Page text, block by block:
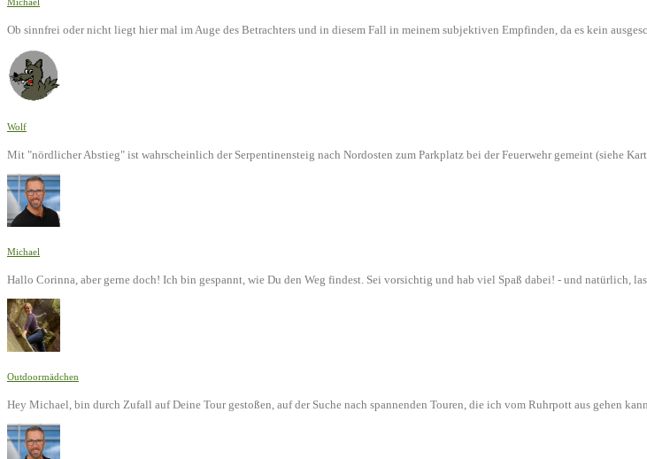
Ob sinnfrei oder nicht liegt hier mal im Auge des Betrachters und in diesem Fall in meinem subjektiven Empfinden, da es kein
Wolf
Mit "nördlicher Abstieg" ist wahrscheinlich der Serpentinensteig nach Nordosten zum Parkplatz bei der Feuerwehr gemeint (siehe
Michael
Hallo Corinna, aber gerne doch! Ich bin gespannt, wie Du den Weg findest. Sei vorsichtig und hab viel Spaß dabei! - und natürlich,
Outdoormädchen
Hey Michael, bin durch Zufall auf Deine Tour gestoßen, auf der Suche nach spannenden Touren, die ich vom Ruhrpott aus gehen